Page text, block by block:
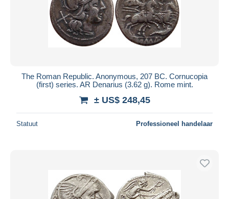
The Roman Republic. Anonymous, 207 BC. Cornucopia
(first) series. AR Denarius (3.62 g). Rome mint.
± US$ 248,45
Statuut Professioneel handelaar